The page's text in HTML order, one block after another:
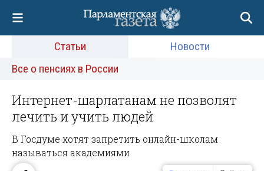
Статьи
Новости
Все о пенсиях в России
Интернет-шарлатанам не позволят
лечить и учить людей
В Госдуме хотят запретить онлайн-школам
называться академиями